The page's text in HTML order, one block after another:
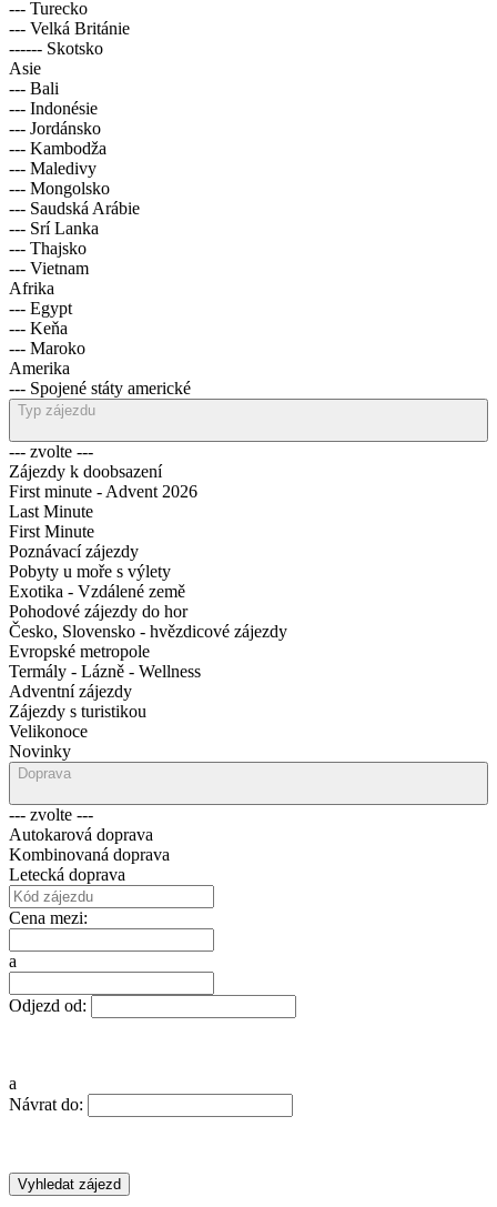
--- Turecko
--- Velká Británie
------ Skotsko
Asie
--- Bali
--- Indonésie
--- Jordánsko
--- Kambodža
--- Maledivy
--- Mongolsko
--- Saudská Arábie
--- Srí Lanka
--- Thajsko
--- Vietnam
Afrika
--- Egypt
--- Keňa
--- Maroko
Amerika
--- Spojené státy americké
Typ zájezdu
--- zvolte ---
Zájezdy k doobsazení
First minute - Advent 2026
Last Minute
First Minute
Poznávací zájezdy
Pobyty u moře s výlety
Exotika - Vzdálené země
Pohodové zájezdy do hor
Česko, Slovensko - hvězdicové zájezdy
Evropské metropole
Termály - Lázně - Wellness
Adventní zájezdy
Zájezdy s turistikou
Velikonoce
Novinky
Doprava
--- zvolte ---
Autokarová doprava
Kombinovaná doprava
Letecká doprava
Cena mezi:
a
Odjezd od:
a
Návrat do: